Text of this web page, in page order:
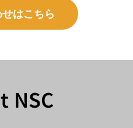
はこちら
NSC